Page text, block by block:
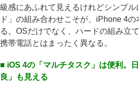
級感にあふれて見えるけれどシンプル
ド」の組み合わせこそが、iPhone 4
る。OSだけでなく、ハードの組み立
携帯電話とはまったく異なる。
■ iOS 4の「マルチタスク」は便利。
良」も見える